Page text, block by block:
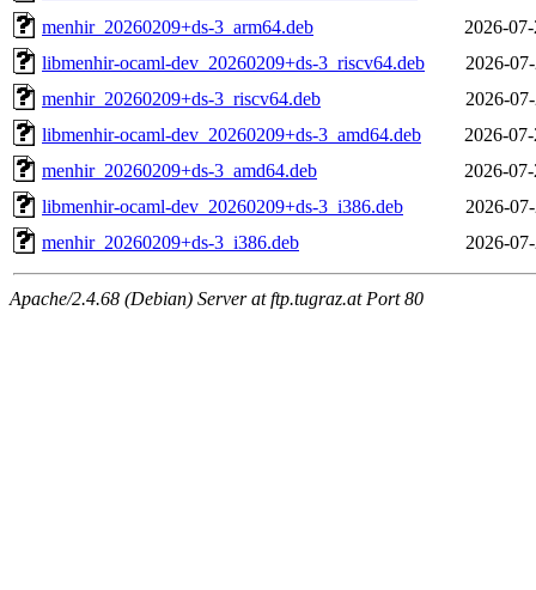
menhir_20260209+ds-3_arm64.deb
2026-
libmenhir-ocaml-dev_20260209+ds-3_riscv64.deb
2026-
menhir_20260209+ds-3_riscv64.deb
2026-
libmenhir-ocaml-dev_20260209+ds-3_amd64.deb
2026-
menhir_20260209+ds-3_amd64.deb
2026-
libmenhir-ocaml-dev_20260209+ds-3_i386.deb
2026-
menhir_20260209+ds-3_i386.deb
2026-
Apache/2.4.68 (Debian) Server at ftp.tugraz.at Port 80